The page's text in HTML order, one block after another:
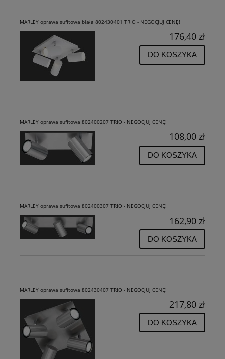
MARLEY oprawa sufitowa biała 802430401 TRIO - NEGOCJUJ CENĘ!
176,40 zł
DO KOSZYKA
MARLEY oprawa sufitowa 802400207 TRIO - NEGOCJUJ CENĘ!
108,00 zł
DO KOSZYKA
MARLEY oprawa sufitowa 802400307 TRIO - NEGOCJUJ CENĘ!
162,90 zł
DO KOSZYKA
MARLEY oprawa sufitowa 802430407 TRIO - NEGOCJUJ CENĘ!
217,80 zł
DO KOSZYKA